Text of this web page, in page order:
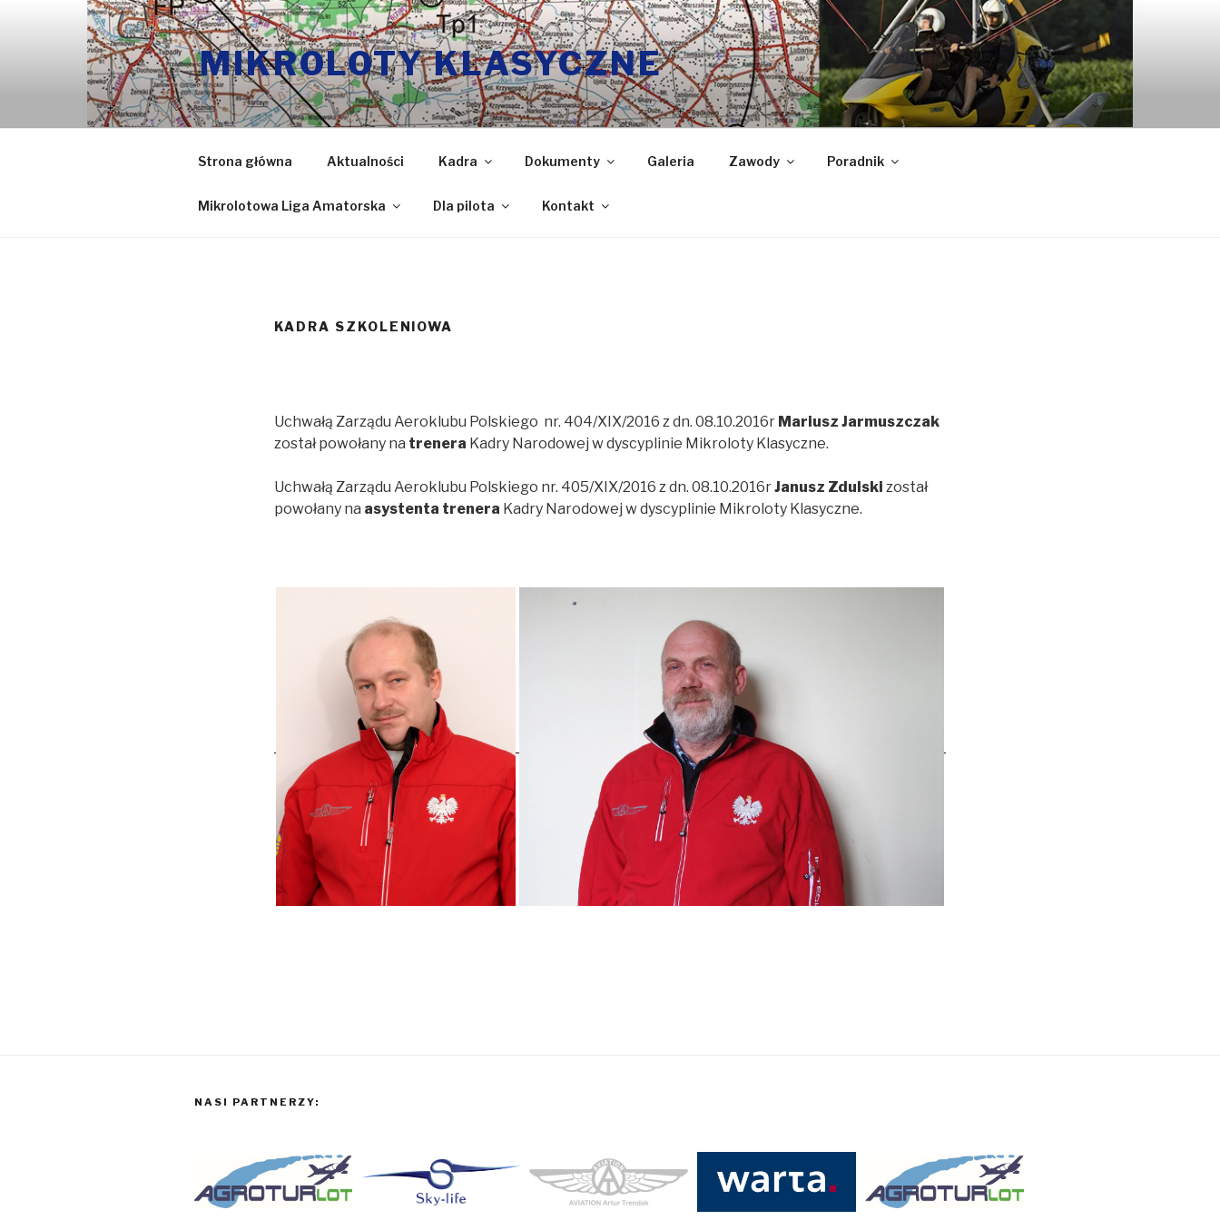
MIKROLOTY KLASYCZNE
Strona główna Aktualności Kadra Dokumenty Galeria Zawody Poradnik
Mikrolotowa Liga Amatorska Dla pilota Kontakt
KADRA SZKOLENIOWA
Uchwałą Zarządu Aeroklubu Polskiego nr. 404/XIX/2016 z dn. 08.10.2016r Mariusz Jarmuszczak
został powołany na trenera Kadry Narodowej w dyscyplinie Mikroloty Klasyczne.
Uchwałą Zarządu Aeroklubu Polskiego nr. 405/XIX/2016 z dn. 08.10.2016rJanusz Zdulski został
powołany na asystenta trenera Kadry Narodowej w dyscyplinie Mikroloty Klasyczne.
NASI PARTNERZY: